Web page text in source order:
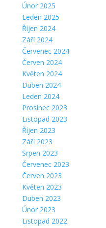
Únor 2025
Leden 2025
Říjen 2024
Září 2024
Červenec 2024
Červen 2024
Květen 2024
Duben 2024
Leden 2024
Prosinec 2023
Listopad 2023
Říjen 2023
Září 2023
Srpen 2023
Červenec 2023
Červen 2023
Květen 2023
Duben 2023
Únor 2023
Listopad 2022